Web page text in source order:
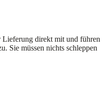
Lieferung direkt mit und führen
Sie müssen nichts schleppen